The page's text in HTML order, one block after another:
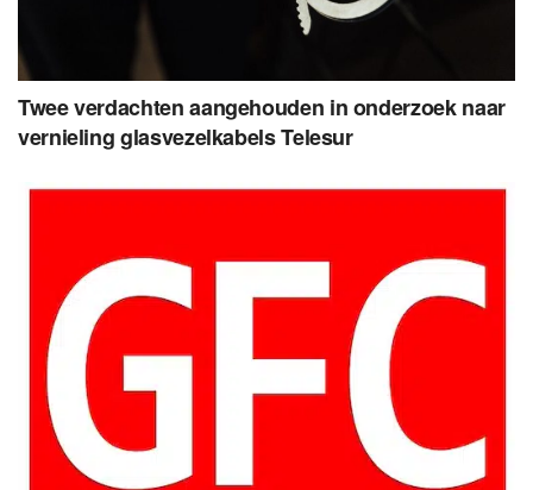
Twee verdachten aangehouden in onderzoek naar
vernieling glasvezelkabels Telesur